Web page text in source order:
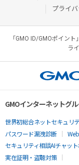
プライ
「GMO ID/GMOポイン
ラ
GMOインターネットグ
世界初総合ネットセキュリ
パスワード漏洩診断
セキュリティ相談AIチャッ
実在証明・盗聴対策